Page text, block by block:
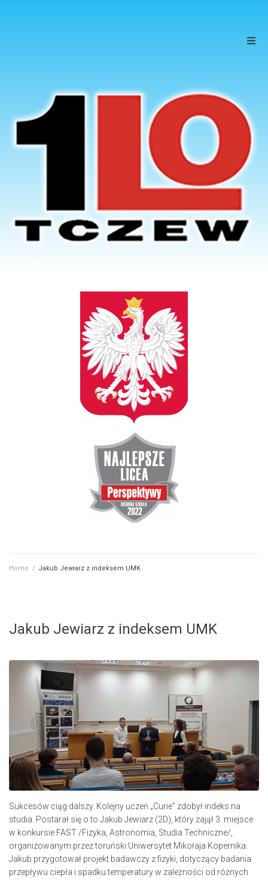
Uczniowie
Home / Jakub Jewiarz z indeksem UMK
Jakub Jewiarz z indeksem UMK
Sukcesów ciąg dalszy. Kolejny uczeń „Curie” zdobył indeks na
studia. Postarał się o to Jakub Jewiarz (2D), który zajął 3. miejsce
w konkursie FAST /Fizyka, Astronomia, Studia Techniczne/,
organizowanym przez toruński Uniwersytet Mikołaja Kopernika.
Jakub przygotował projekt badawczy z fizyki, dotyczący badania
przepływu ciepła i spadku temperatury w zależności od różnych